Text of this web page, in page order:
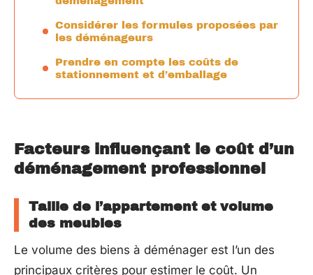
Considérer les formules proposées par
les déménageurs
Prendre en compte les coûts de
stationnement et d’emballage
Facteurs influençant le coût d’un
déménagement professionnel
Taille de l’appartement et volume
des meubles
Le volume des biens à déménager est l’un des
principaux critères pour estimer le coût. Un